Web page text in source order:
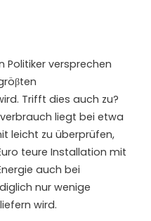
Politiker versprechen
Trifft dies auch zu?
liegt bei etwa
leicht zu überprüfen,
teure Installation mit
auch bei
nur wenige
wird.